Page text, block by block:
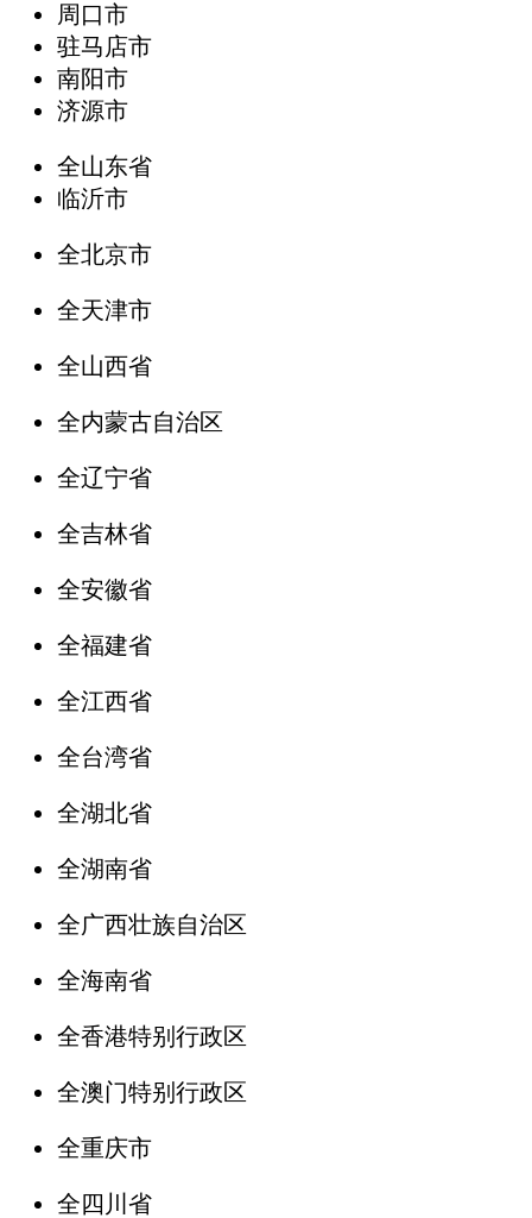
周口市
驻马店市
南阳市
济源市
全山东省
临沂市
全北京市
全天津市
全山西省
全内蒙古自治区
全辽宁省
全吉林省
全安徽省
全福建省
全江西省
全台湾省
全湖北省
全湖南省
全广西壮族自治区
全海南省
全香港特别行政区
全澳门特别行政区
全重庆市
全四川省